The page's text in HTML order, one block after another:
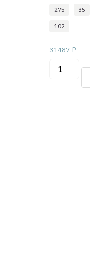
275 35
102
31487₽
Количество